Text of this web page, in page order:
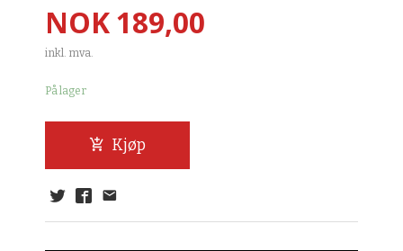
Pris
NOK189,00
inkl. mva.
På lager
Kjøp